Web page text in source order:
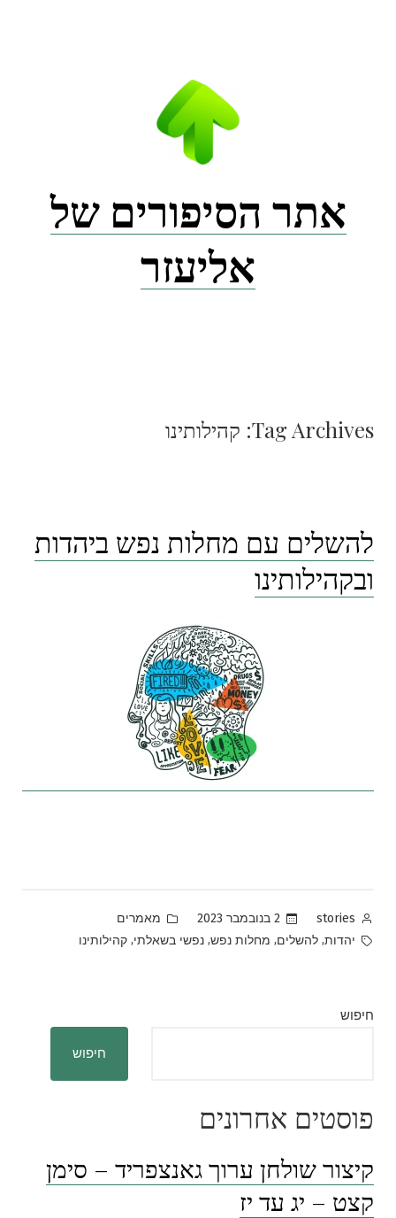
אתר הסיפורים של
אליעזר
Tag Archives: קהילותינו
להשלים עם מחלות נפש ביהדות
ובקהילותינו
Posted
by
stories 2 בנובמבר 2023
Posted
in
מאמרים
Tags:
יהדות, להשלים, מחלות נפש, נפשי בשאלתי, קהילותינו
חיפוש
חיפוש
פוסטים אחרונים
קיצור שולחן ערוך גאנצפריד – סימן
קצט – יג עד יז